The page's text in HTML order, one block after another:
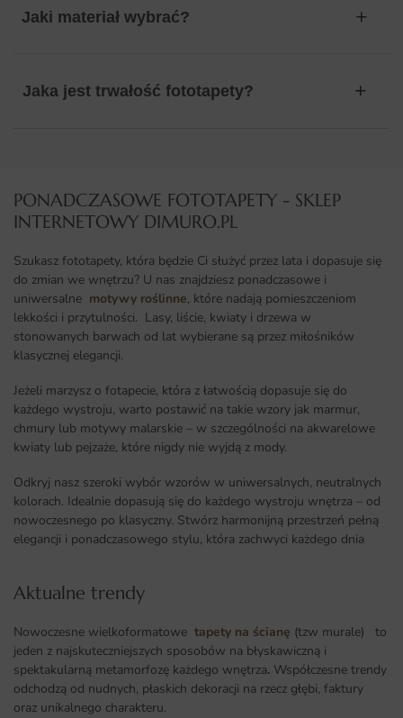
Jaki materiał wybrać?
Jaka jest trwałość fototapety?
PONADCZASOWE FOTOTAPETY - SKLEP
INTERNETOWY DIMURO.PL​
Szukasz fototapety, która będzie Ci służyć przez lata i dopasuje się
do zmian we wnętrzu? U nas znajdziesz ponadczasowe i
uniwersalne motywy roślinne, które nadają pomieszczeniom
lekkości i przytulności. Lasy, liście, kwiaty i drzewa w
stonowanych barwach od lat wybierane są przez miłośników
klasycznej elegancji.
Jeżeli marzysz o fotapecie, która z łatwością dopasuje się do
każdego wystroju, warto postawić na takie wzory jak marmur,
chmury lub motywy malarskie – w szczególności na akwarelowe
kwiaty lub pejzaże, które nigdy nie wyjdą z mody.
Odkryj nasz szeroki wybór wzorów w uniwersalnych, neutralnych
kolorach. Idealnie dopasują się do każdego wystroju wnętrza – od
nowoczesnego po klasyczny. Stwórz harmonijną przestrzeń pełną
elegancji i ponadczasowego stylu, która zachwyci każdego dnia
Aktualne trendy​
Nowoczesne wielkoformatowe tapety na ścianę (tzw murale) to
jeden z najskuteczniejszych sposobów na błyskawiczną i
spektakularną metamorfozę każdego wnętrza. Współczesne trendy
odchodzą od nudnych, płaskich dekoracji na rzecz głębi, faktury
oraz unikalnego charakteru.